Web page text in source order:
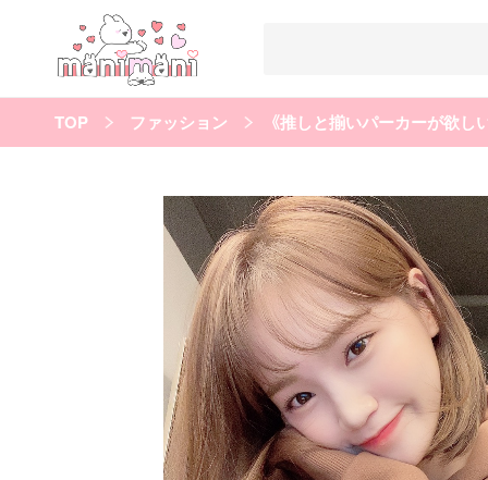
カテゴリー一覧
キュレーター一覧
利用規約
プライバシーポリシー
オルチャン 韓国コスメ 韓国トレンド
オルチャンメイク twice 人気
TOP ファッション 《推しと揃いパーカーが欲